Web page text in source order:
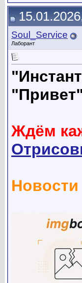
Soul_Service
Лаборант
"Привет"
Ждём
Новости